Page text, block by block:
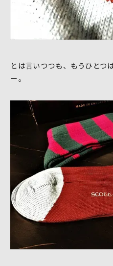
とは言いつつも、もうひとつ
ー。